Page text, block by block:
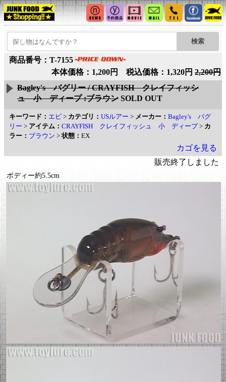
商品番号：T-7155
本体価格：1,200円 税込価格：1,320円 2,200円
Bagley's バグリー / CRAYFISH クレイフィッシ
ュ 小 ディープ :ブラウン SOLD OUT
キーワード： エビ > カテゴリ： USルアー > メーカー： Bagley's バグ
リー > アイテム： CRAYFISH クレイフィッシュ 小 ディープ> カ
ラー： ブラウン >状態： EX
カゴを見る
販売終了しました
ボディー約5.5cm